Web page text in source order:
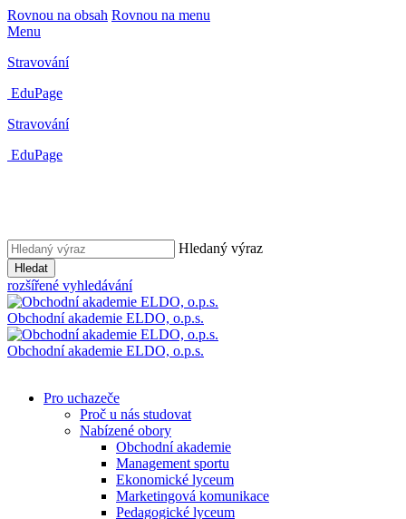
Rovnou na obsah Rovnou na menu
Menu
Stravování
EduPage
Stravování
EduPage
Hledaný výraz
Hledat
rozšířené vyhledávání
Obchodní akademie ELDO, o.p.s.
Obchodní akademie ELDO, o.p.s.
Pro uchazeče
Proč u nás studovat
Nabízené obory
Obchodní akademie
Management sportu
Ekonomické lyceum
Marketingová komunikace
Pedagogické lyceum